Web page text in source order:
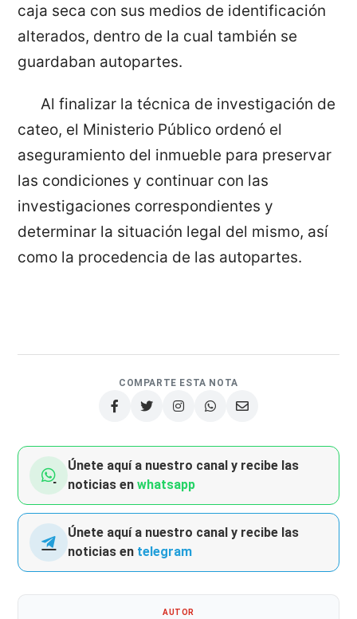
caja seca con sus medios de identificación
alterados, dentro de la cual también se
guardaban autopartes.
Al finalizar la técnica de investigación de
cateo, el Ministerio Público ordenó el
aseguramiento del inmueble para preservar
las condiciones y continuar con las
investigaciones correspondientes y
determinar la situación legal del mismo, así
como la procedencia de las autopartes.
COMPARTE ESTA NOTA
Únete aquí a nuestro canal y recibe las
noticias enwhatsapp
Únete aquí a nuestro canal y recibe las
noticias en telegram
AUTOR